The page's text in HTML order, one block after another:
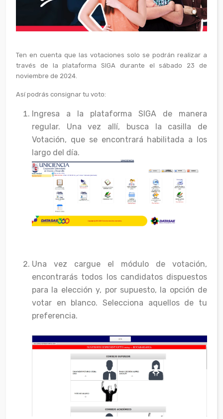
Ten en cuenta que las votaciones solo se podrán realizar a
través de la plataforma SIGA durante el sábado 23 de
noviembre de 2024.
Así podrás consignar tu voto:
Ingresa a la plataforma SIGA de manera
regular. Una vez allí, busca la casilla de
Votación, que se encontrará habilitada a los
largo del día.
Una vez cargue el módulo de votación,
encontrarás todos los candidatos dispuestos
para la elección y, por supuesto, la opción de
votar en blanco. Selecciona aquellos de tu
preferencia.